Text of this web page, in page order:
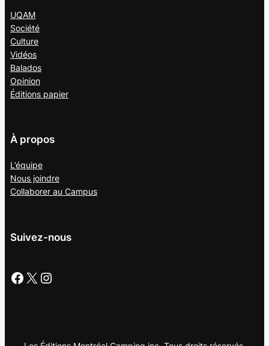
UQAM
Société
Culture
Vidéos
Balados
Opinion
Éditions papier
À propos
L’équipe
Nous joindre
Collaborer au Campus
Suivez-nous
Facebook X Instagram